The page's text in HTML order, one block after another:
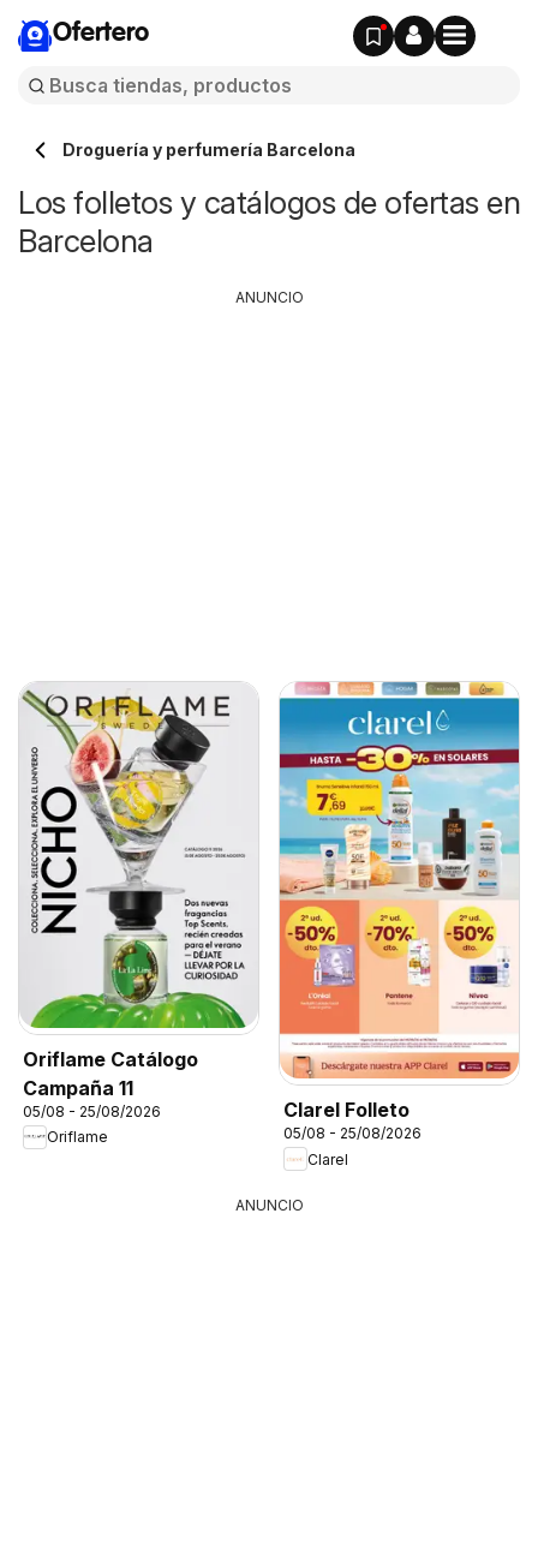
Ofertero
Droguería y perfumería Barcelona
Los folletos y catálogos de ofertas en
Barcelona
Oriflame Catálogo
Campaña 11
05/08 - 25/08/2026
Oriflame
Clarel Folleto
05/08 - 25/08/2026
Clarel
ANUNCIO
ANUNCIO